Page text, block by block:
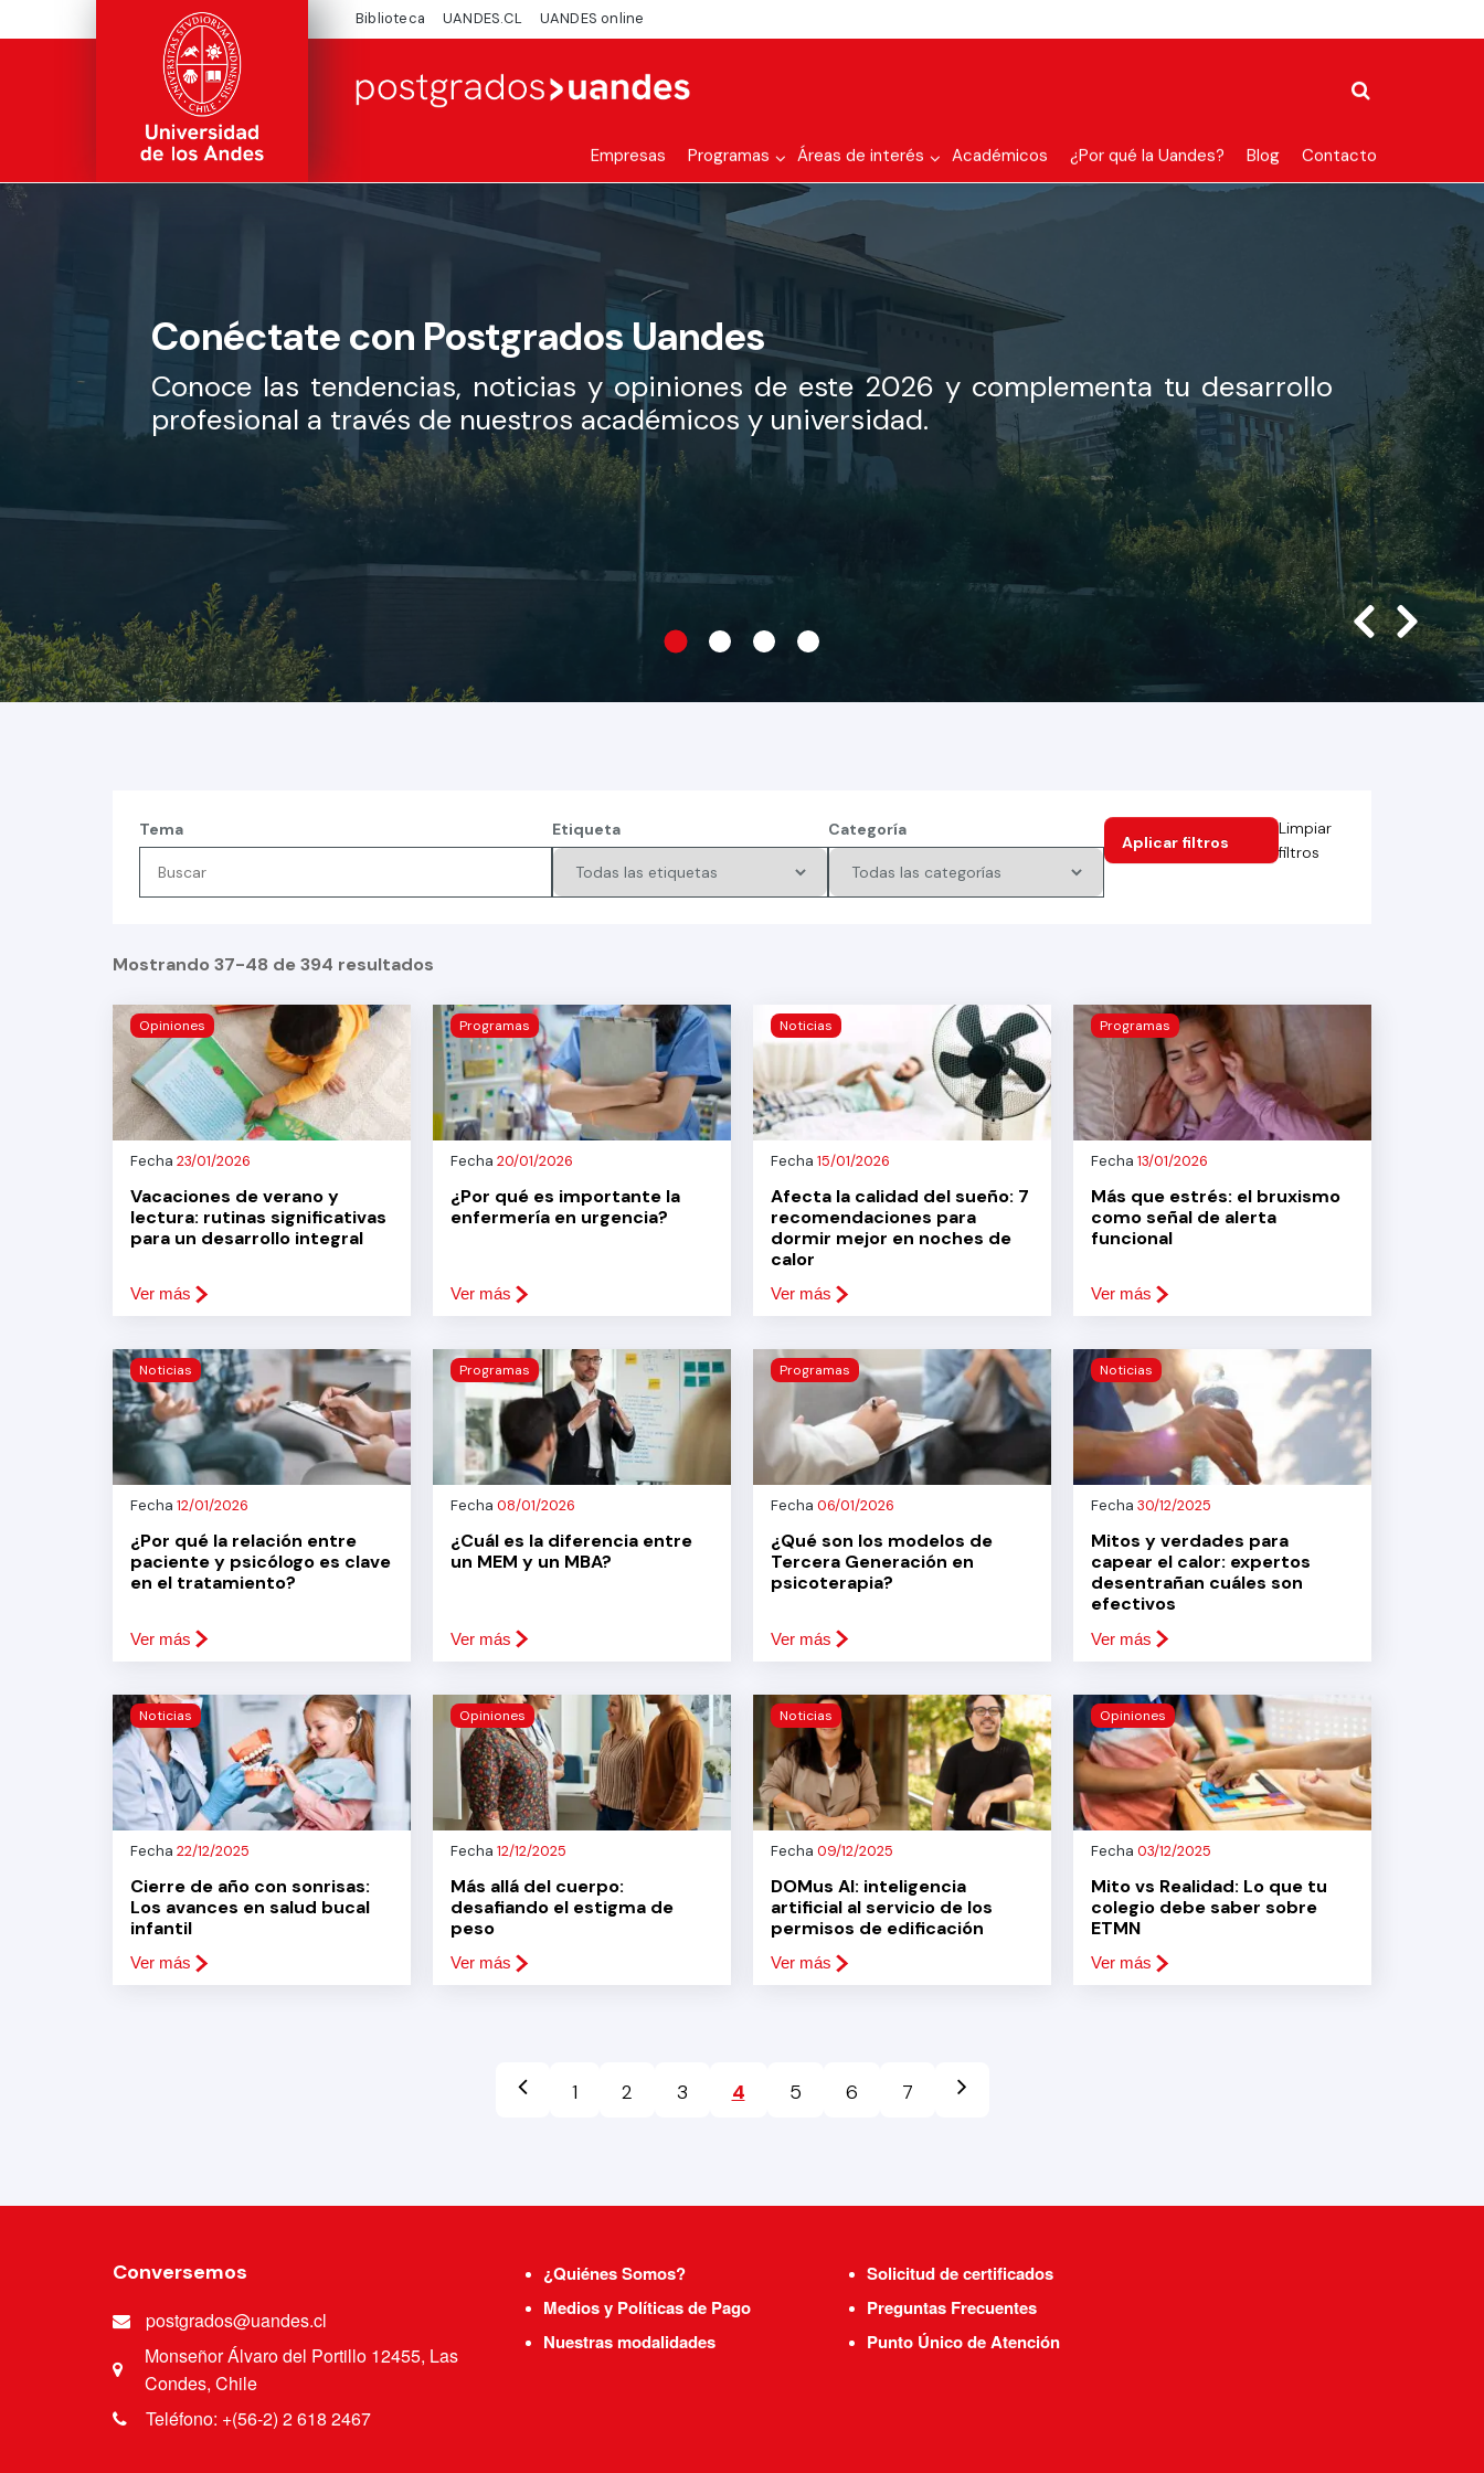
Biblioteca UANDES.CL UANDES online
Empresas Programas Áreas de interés Académicos ¿Por qué la Uandes? Blog Contacto
Conéctate con Postgrados Uandes
Conoce las tendencias, noticias y opiniones de este 2026 y complementa tu desarrollo
profesional a través de nuestros académicos y universidad.
Tema Etiqueta Categoría
Limpiar
filtros
Mostrando 37-48 de 394 resultados
Opiniones
Fecha 23/01/2026
Vacaciones de verano y
lectura: rutinas significativas
para un desarrollo integral
Ver más
Programas
Fecha 20/01/2026
¿Por qué es importante la
enfermería en urgencia?
Ver más
Noticias
Fecha 15/01/2026
Afecta la calidad del sueño: 7
recomendaciones para
dormir mejor en noches de
calor
Ver más
Programas
Fecha 13/01/2026
Más que estrés: el bruxismo
como señal de alerta
funcional
Ver más
Noticias
Fecha 12/01/2026
¿Por qué la relación entre
paciente y psicólogo es clave
en el tratamiento?
Ver más
Programas
Fecha 08/01/2026
¿Cuál es la diferencia entre
un MEM y un MBA?
Ver más
Programas
Fecha 06/01/2026
¿Qué son los modelos de
Tercera Generación en
psicoterapia?
Ver más
Noticias
Fecha 30/12/2025
Mitos y verdades para
capear el calor: expertos
desentrañan cuáles son
efectivos
Ver más
Noticias
Fecha 22/12/2025
Cierre de año con sonrisas:
Los avances en salud bucal
infantil
Ver más
Opiniones
Fecha 12/12/2025
Más allá del cuerpo:
desafiando el estigma de
peso
Ver más
Noticias
Fecha 09/12/2025
DOMus AI: inteligencia
artificial al servicio de los
permisos de edificación
Ver más
Opiniones
Fecha 03/12/2025
Mito vs Realidad: Lo que tu
colegio debe saber sobre
ETMN
Ver más
1 2 3 4 5 6 7
Conversemos
postgrados@uandes.cl
Monseñor Álvaro del Portillo 12455, Las
Condes, Chile
Teléfono: +(56-2) 2 618 2467
¿Quiénes Somos?
Medios y Políticas de Pago
Nuestras modalidades
Solicitud de certificados
Preguntas Frecuentes
Punto Único de Atención